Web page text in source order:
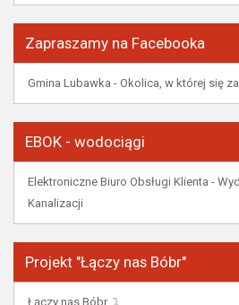
Zapraszamy na Facebooka
Gmina Lubawka - Okolica, w której się
EBOK - wodociągi
Elektroniczne Biuro Obsługi Klienta -
Kanalizacji
Projekt "Łączy nas Bóbr"
Łączy nas Bóbr